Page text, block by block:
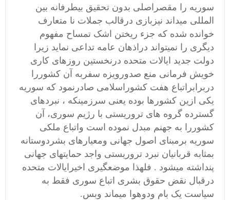
سوریه را مقصراصلی بدون تحقیق بیطرفانه بین
المللی میداند نیزبازی درقالب جملات نا متعارف
خوانده شده که جزء ریختن اشک تمساح مفهوم
دیگری را نمیتواند دراذهان عامه تداعی نماید زیرا
دولت جدید ایالات متحده درنخستین روزهای کاری
خویش فرمانی منع صدورویزه سفربه آن کشوررا
دربرابراتباع هفت کشوراسلامی صادرنمود که سوریه
یکی ازین کشورها بوده یعنی سرزمینکه ، نبردهای
گسترده گروه های تروریستی با رژیم سوری، آن
کشوررا به جهنم مبدل نموده است واتباع ملکی
سوریه برمبنای اصول جهانی ومعیارهای بشردوستانه
بمثابه قربانیان نبرد تروریستی واجد حمایتهای جهانی
پنداشته میشود . فلهذا موضعگیری اخیرایالات متحده
درقبال نقض حقوق بشری اتباع سوری فقط به
سیاست یک بام ودوهوا میماند وبس.